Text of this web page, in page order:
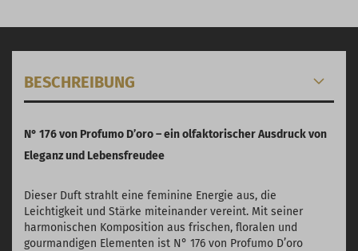
BESCHREIBUNG
N° 176 von Profumo D’oro – ein olfaktorischer Ausdruck von
Eleganz und Lebensfreudee
Dieser Duft strahlt eine feminine Energie aus, die
Leichtigkeit und Stärke miteinander vereint. Mit seiner
harmonischen Komposition aus frischen, floralen und
gourmandigen Elementen ist N° 176 von Profumo D’oro